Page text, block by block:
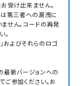
受け出来ません。
は第三者への漏洩に
せん。コードの再発
。
」およびそれらのロゴ
最新バージョンへの
ご参加ください。お